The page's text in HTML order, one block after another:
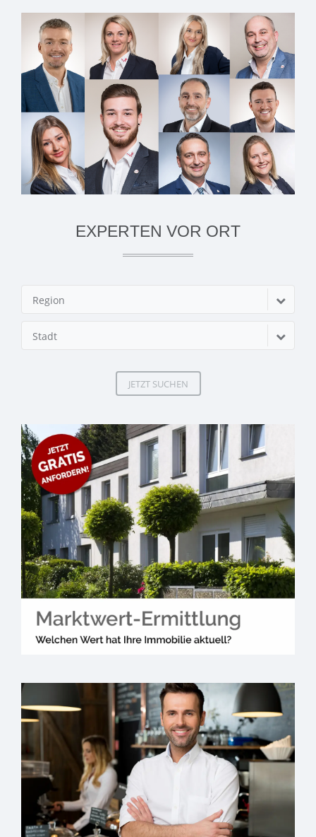
EXPERTEN VOR ORT
Region
Stadt
JETZT SUCHEN